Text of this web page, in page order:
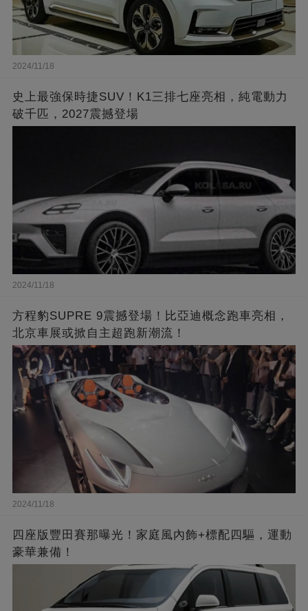
2024/11/18
史上最強保時捷SUV！K1三排七座亮相，純電動力
破千匹，2027震撼登場
2024/11/18
方程豹SUPRE 9震撼登場！比亞迪概念跑車亮相，
北京車展或掀自主超跑新潮流！
2024/11/18
四座版豐田賽那曝光！家庭風內飾+標配四驅，運動
豪華兼備！